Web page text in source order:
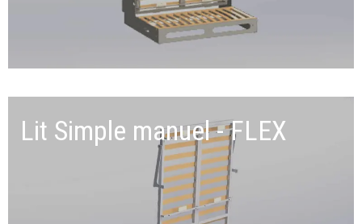
Lit Simple manuel - FLEX